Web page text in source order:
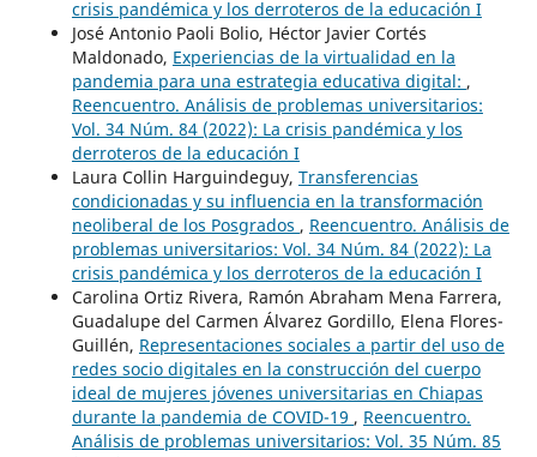
crisis pandémica y los derroteros de la educación I
José Antonio Paoli Bolio, Héctor Javier Cortés
Maldonado, Experiencias de la virtualidad en la
pandemia para una estrategia educativa digital: ,
Reencuentro. Análisis de problemas universitarios:
Vol. 34 Núm. 84 (2022): La crisis pandémica y los
derroteros de la educación I
Laura Collin Harguindeguy, Transferencias
condicionadas y su influencia en la transformación
neoliberal de los Posgrados , Reencuentro. Análisis de
problemas universitarios: Vol. 34 Núm. 84 (2022): La
crisis pandémica y los derroteros de la educación I
Carolina Ortiz Rivera, Ramón Abraham Mena Farrera,
Guadalupe del Carmen Álvarez Gordillo, Elena Flores-
Guillén, Representaciones sociales a partir del uso de
redes socio digitales en la construcción del cuerpo
ideal de mujeres jóvenes universitarias en Chiapas
durante la pandemia de COVID-19 , Reencuentro.
Análisis de problemas universitarios: Vol. 35 Núm. 85